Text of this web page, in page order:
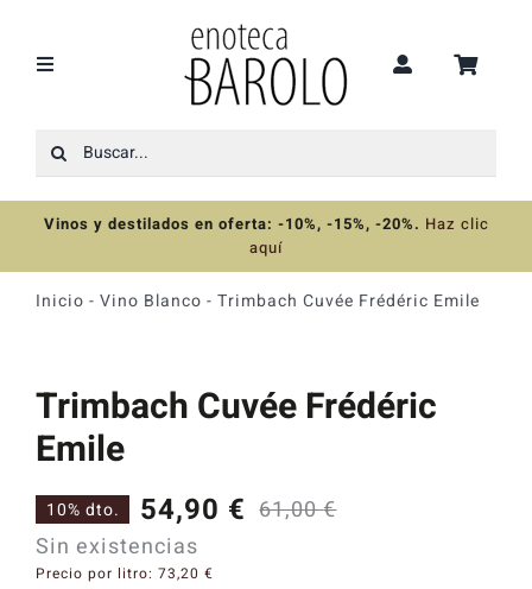
contenido
Toggle
Recomendaciones
Ofertas
Vinos
Catas y Actividades
Buscar:
Vinos y destilados en oferta: -10%, -15%, -20%. Haz clic
aquí
Inicio - Vino Blanco - Trimbach Cuvée Frédéric Emile
Trimbach Cuvée Frédéric
Emile
61,00€
54,90 €
10% dto.
Sin existencias
Precio por litro: 73,20 €